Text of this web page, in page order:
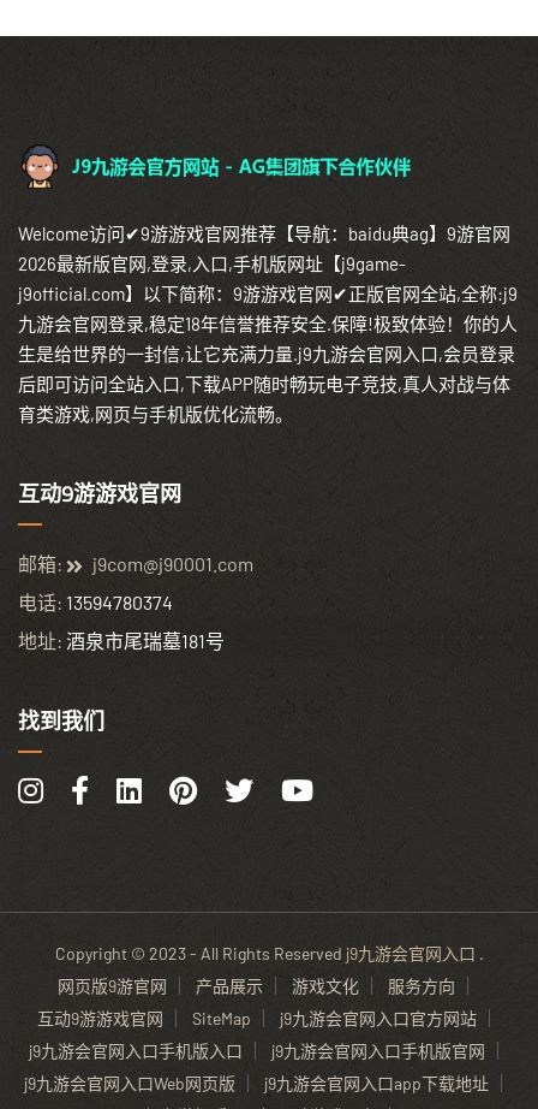
Welcome访问✔9游游戏官网推荐【导航：baidu典ag】9游官网
2026最新版官网,登录,入口,手机版网址【j9game-
j9official.com】以下简称：9游游戏官网✔正版官网全站,全称:j9
九游会官网登录,稳定18年信誉推荐安全.保障!极致体验！你的人
生是给世界的一封信,让它充满力量.j9九游会官网入口,会员登录
后即可访问全站入口,下载APP随时畅玩电子竞技,真人对战与体
育类游戏,网页与手机版优化流畅。
互动9游游戏官网
邮箱:
j9com@j90001.com
电话: 13594780374
地址: 酒泉市尾瑞墓181号
找到我们
Copyright © 2023 - All Rights Reserved j9九游会官网入口 .
网页版9游官网
产品展示 游戏文化
服务方向
互动9游游戏官网
SiteMap
j9九游会官网入口官方网站
j9九游会官网入口手机版入口
j9九游会官网入口手机版官网
j9九游会官网入口Web网页版
j9九游会官网入口app下载地址